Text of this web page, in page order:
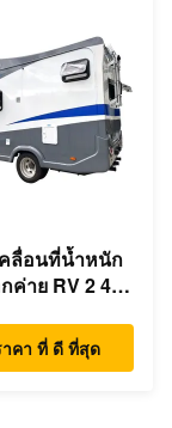
ลื่อนที่น้ำหนัก
ค่าย RV 2 4 5
คา ที่ ดี ที่สุด